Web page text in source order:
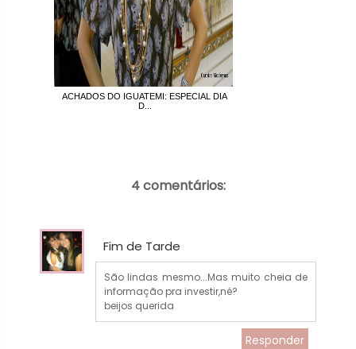
ACHADOS DO IGUATEMI: ESPECIAL DIA
D...
4 comentários:
Fim de Tarde
São lindas mesmo...Mas muito cheia de
informação pra investir,né?
beijos querida
Responder